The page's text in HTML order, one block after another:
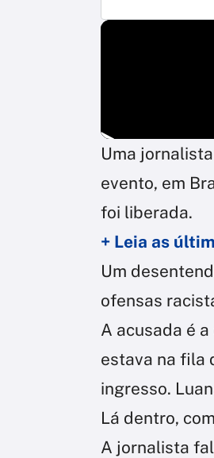
Uma
evento, em
foi liberada.
+ Leia as
Um
ofensas
A acusada é
estava na fila
ingresso.
Lá dentro,
A jornalista